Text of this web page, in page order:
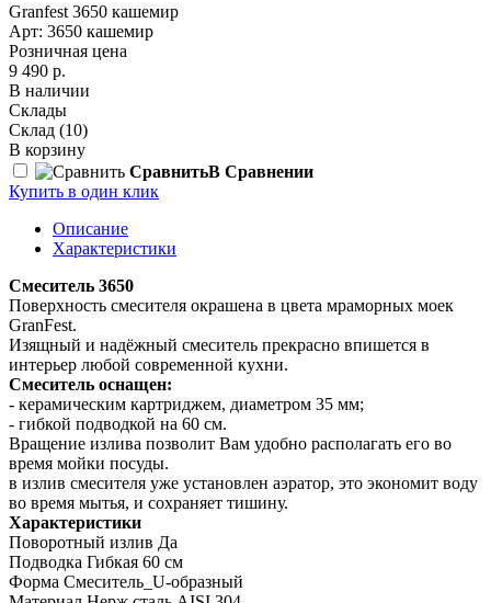
Granfest 3650 кашемир
Арт: 3650 кашемир
Розничная цена
9 490 р.
В наличии
Склады
Склад (10)
В корзину
СравнитьВ Сравнении
Купить в один клик
Описание
Характеристики
Смеситель 3650
Поверхность смесителя окрашена в цвета мраморных моек
GranFest.
Изящный и надёжный смеситель прекрасно впишется в
интерьер любой современной кухни.
Смеситель оснащен:
- керамическим картриджем, диаметром 35 мм;
- гибкой подводкой на 60 см.
Вращение излива позволит Вам удобно располагать его во
время мойки посуды.
в излив смесителя уже установлен аэратор, это экономит воду
во время мытья, и сохраняет тишину.
Характеристики
Поворотный излив Да
Подводка Гибкая 60 см
Форма Смеситель_U-образный